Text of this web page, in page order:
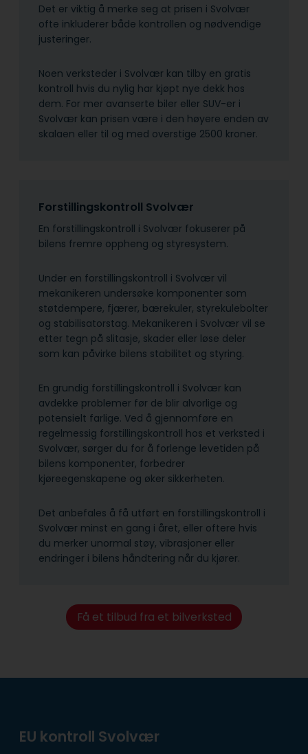
Det er viktig å merke seg at prisen i Svolvær
ofte inkluderer både kontrollen og nødvendige
justeringer.
Noen verksteder i Svolvær kan tilby en gratis
kontroll hvis du nylig har kjøpt nye dekk hos
dem. For mer avanserte biler eller SUV-er i
Svolvær kan prisen være i den høyere enden av
skalaen eller til og med overstige 2500 kroner.
Forstillingskontroll Svolvær
En forstillingskontroll i Svolvær fokuserer på
bilens fremre oppheng og styresystem.
Under en forstillingskontroll i Svolvær vil
mekanikeren undersøke komponenter som
støtdempere, fjærer, bærekuler, styrekulebolter
og stabilisatorstag. Mekanikeren i Svolvær vil se
etter tegn på slitasje, skader eller løse deler
som kan påvirke bilens stabilitet og styring.
En grundig forstillingskontroll i Svolvær kan
avdekke problemer før de blir alvorlige og
potensielt farlige. Ved å gjennomføre en
regelmessig forstillingskontroll hos et verksted i
Svolvær, sørger du for å forlenge levetiden på
bilens komponenter, forbedrer
kjøreegenskapene og øker sikkerheten.
Det anbefales å få utført en forstillingskontroll i
Svolvær minst en gang i året, eller oftere hvis
du merker unormal støy, vibrasjoner eller
endringer i bilens håndtering når du kjører.
Få et tilbud fra et bilverksted
EU kontroll Svolvær